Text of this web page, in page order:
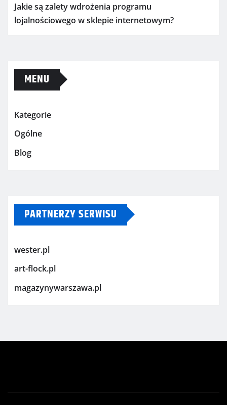
Jakie są zalety wdrożenia programu
lojalnościowego w sklepie internetowym?
MENU
Kategorie
Ogólne
Blog
PARTNERZY SERWISU
wester.pl
art-flock.pl
magazynywarszawa.pl